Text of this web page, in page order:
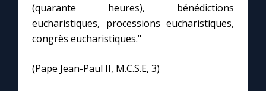
Mes intentions de prière
(quarante heures), bénédictions
eucharistiques, processions eucharistiques,
congrès eucharistiques."
(Pape Jean-Paul II, M.C.S.E, 3)